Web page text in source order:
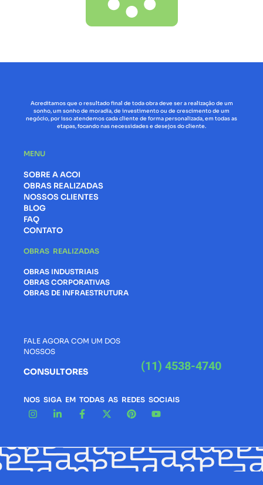
Acreditamos que o resultado final de toda obra deve ser a realização de um
sonho, um sonho de moradia, de investimento ou de crescimento de um
negócio, por isso atendemos cada cliente de forma personalizada, em todas as
etapas, focando nas necessidades e desejos do cliente.
MENU
SOBRE A ACOI
OBRAS REALIZADAS
NOSSOS CLIENTES
BLOG
FAQ
CONTATO
OBRAS REALIZADAS
OBRAS INDUSTRIAIS
OBRAS CORPORATIVAS
OBRAS DE INFRAESTRUTURA
FALE AGORA COM UM DOS
NOSSOS
CONSULTORES (11) 4538-4740
NOS SIGA EM TODAS AS REDES SOCIAIS